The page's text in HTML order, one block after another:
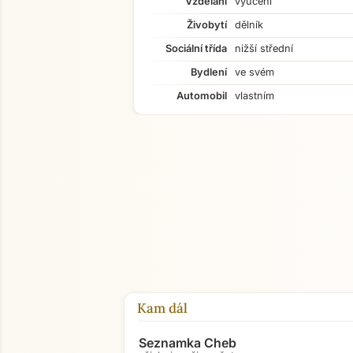
Živobytí
dělník
Sociální třída
nižší střední
Bydlení
ve svém
Automobil
vlastním
Kam dál
Seznamka Cheb